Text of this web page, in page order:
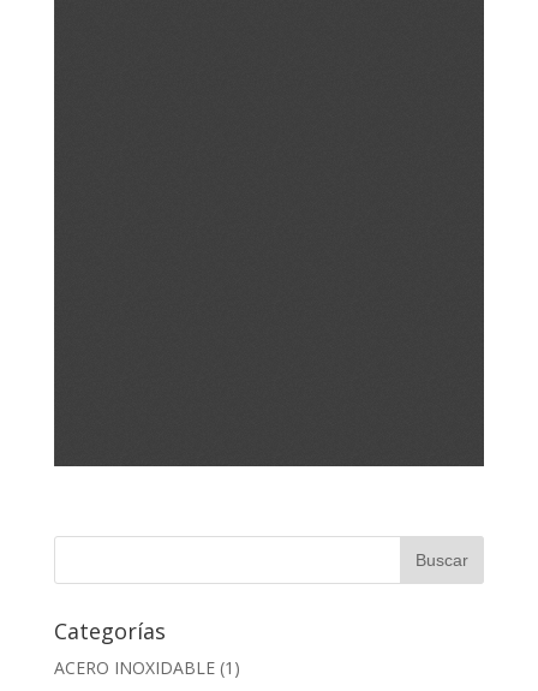
Categorías
ACERO INOXIDABLE(1)